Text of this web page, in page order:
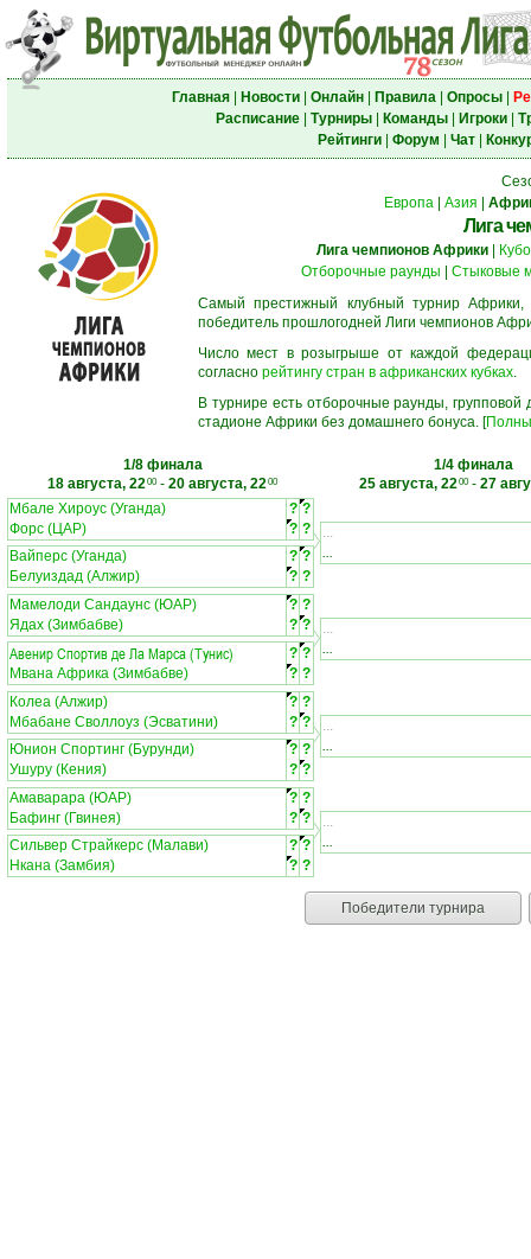
Главная| Новости| Онлайн| Правила| Опросы|
Расписание| Турниры| Команды| Игроки|
Рейтинги| Форум Чат|
Европа
Азия
Лига
Лига чемпионов Африки|
Отборочные раунды
Стыковые
Самый престижный клубный турнир
победитель прошлогодней Лиги чемпионов
Число мест в розыгрыше от каждой
согласно рейтингу стран в африканских кубках.
В турнире есть отборочные раунды,
стадионе Африки без домашнего бонуса. [
1/8 финала
18 августа, 2200- 20 августа, 2200
1/4 финала
25 августа, 2200- 27
Мбале Хироус (Уганда)
? ?
Форс (ЦАР)
? ?
Вайперс (Уганда)
? ?
Белуиздад (Алжир)
? ?
...
...
Мамелоди Сандаунс (ЮАР) ? ?
Ядах (Зимбабве)
? ?
Авенир Спортив де Ла Марса (Тунис) ? ?
Мвана Африка (Зимбабве)
? ?
...
...
Колеа (Алжир) ? ?
Мбабане Своллоуз (Эсватини)
? ?
Юнион Спортинг (Бурунди)
? ?
Ушуру (Кения)
? ?
...
...
Амаварара (ЮАР) ? ?
Бафинг (Гвинея)
? ?
Сильвер Страйкерс (Малави)
? ?
Нкана (Замбия)
? ?
...
...
Победители турнира